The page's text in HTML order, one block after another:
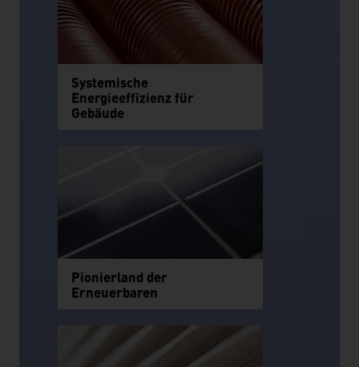
Systemische
Energieeffizienz für
Gebäude
Pionierland der
Erneuerbaren